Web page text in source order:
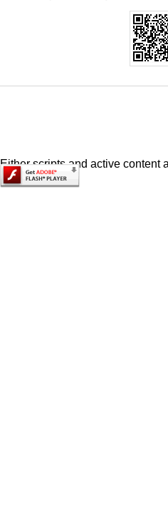
Either scripts and active content